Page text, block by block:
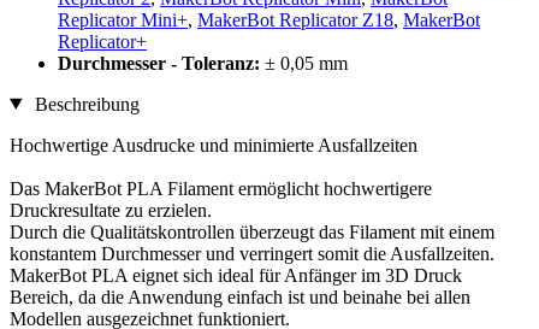
Replicator Mini+, MakerBot Replicator Z18, MakerBot
Replicator+
Durchmesser - Toleranz: ± 0,05 mm
Beschreibung
Hochwertige Ausdrucke und minimierte Ausfallzeiten
Das MakerBot PLA Filament ermöglicht hochwertigere
Druckresultate zu erzielen.
Durch die Qualitätskontrollen überzeugt das Filament mit einem
konstantem Durchmesser und verringert somit die Ausfallzeiten.
MakerBot PLA eignet sich ideal für Anfänger im 3D Druck
Bereich, da die Anwendung einfach ist und beinahe bei allen
Modellen ausgezeichnet funktioniert.